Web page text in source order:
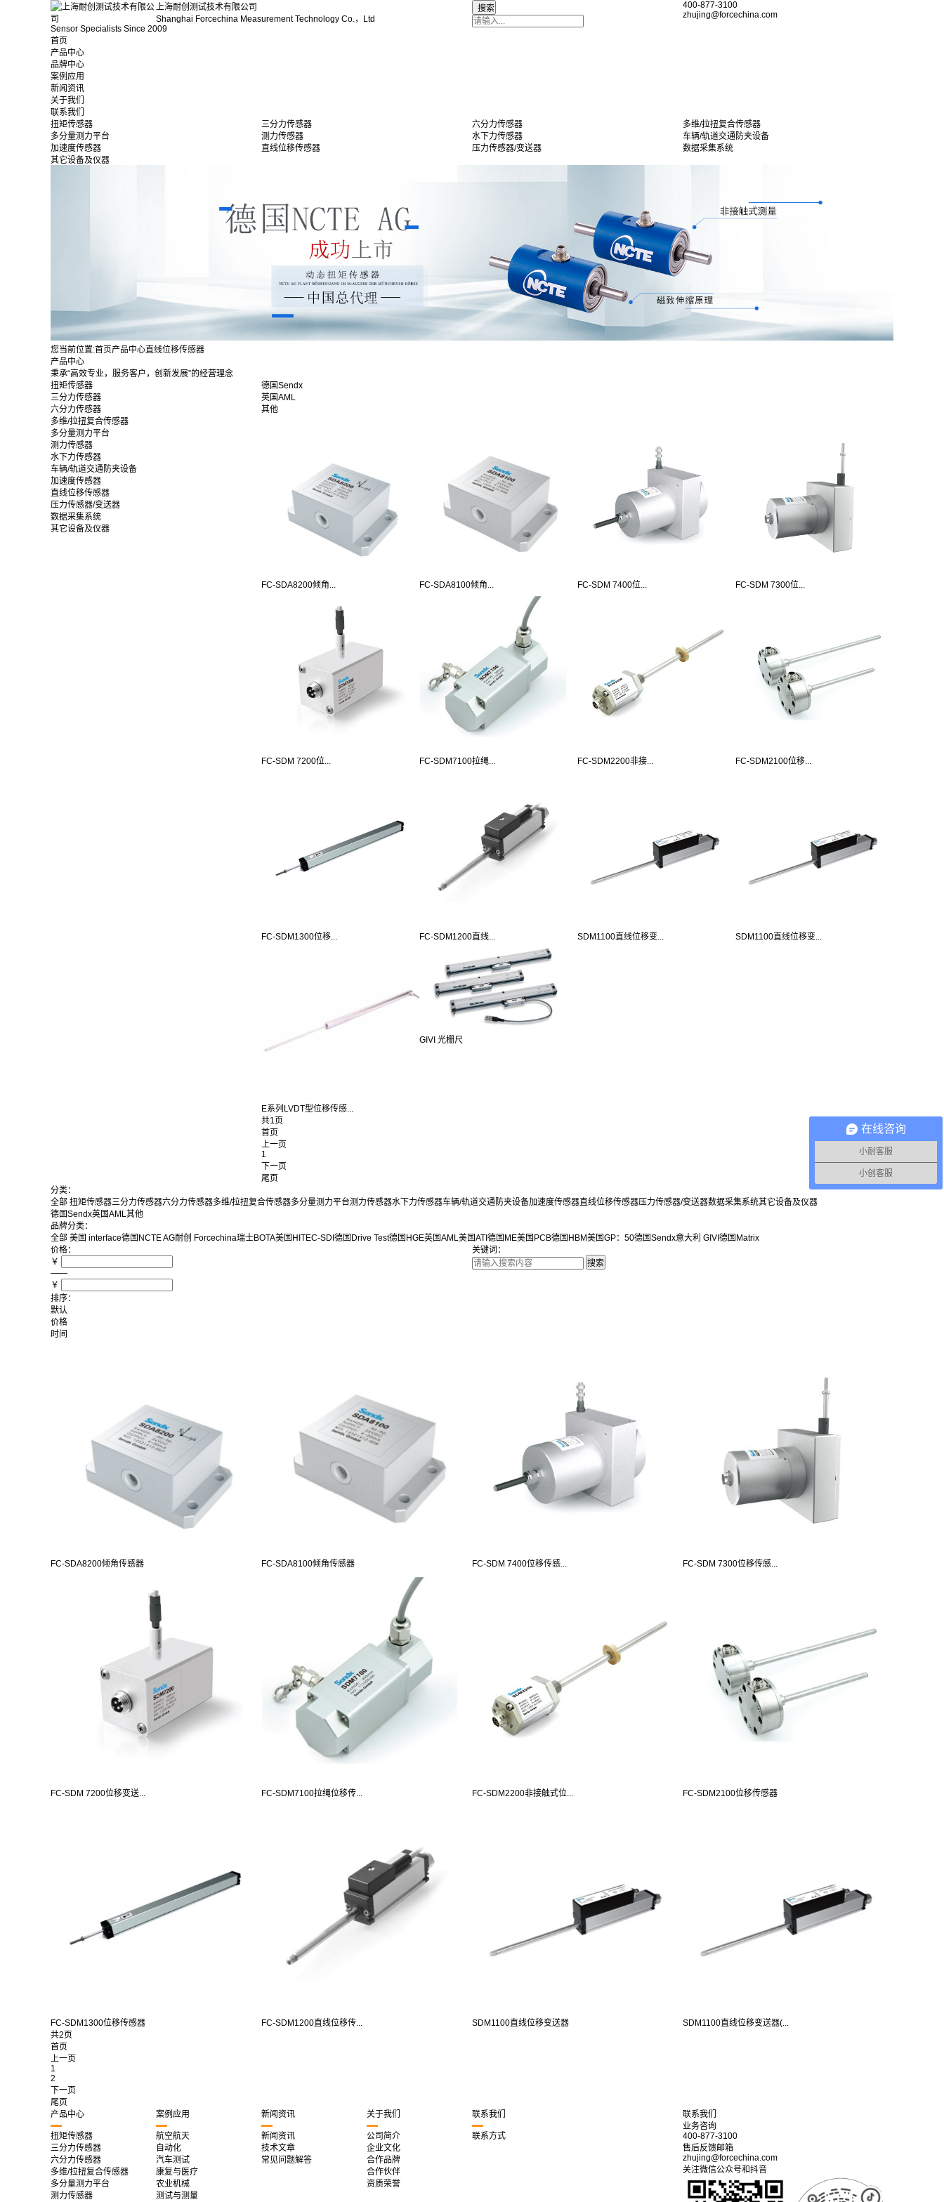
上海耐创测试技术有限公司
Shanghai Forcechina Measurement Technology Co.，Ltd
Sensor Specialists Since 2009
400-877-3100
zhujing@forcechina.com
首页
产品中心
品牌中心
案例应用
新闻资讯
关于我们
联系我们
扭矩传感器
三分力传感器 六分力传感器
多维/拉扭复合传感器
多分量测力平台
测力传感器 水下力传感器
车辆/轨道交通防夹设备
加速度传感器
直线位移传感器 压力传感器/变送器
数据采集系统
其它设备及仪器
您当前位置:首页产品中心直线位移传感器
产品中心
秉承“高效专业，服务客户，创新发展”的经营理念
扭矩传感器
三分力传感器
六分力传感器
多维/拉扭复合传感器
多分量测力平台
测力传感器
水下力传感器
车辆/轨道交通防夹设备
加速度传感器
直线位移传感器
压力传感器/变送器
数据采集系统
其它设备及仪器
德国Sendx
英国AML
其他
FC-SDA8200倾角... FC-SDA8100倾角... FC-SDM 7400位... FC-SDM 7300位...
FC-SDM 7200位... FC-SDM7100拉绳... FC-SDM2200非接... FC-SDM2100位移...
FC-SDM1300位移... FC-SDM1200直线... SDM1100直线位移变... SDM1100直线位移变...
E系列LVDT型位移传感...
GIVI 光栅尺
共1页
首页
上一页
1
下一页
尾页
分类：
全部 扭矩传感器三分力传感器六分力传感器多维/拉扭复合传感器多分量测力平台测力传感器水下力传感器车辆/轨道交通防夹设备加速度传感器直线位移传感器压力传感器/变送器数据采集系统其它设备及仪器
德国Sendx英国AML其他
品牌分类：
全部 美国 interface德国NCTE AG耐创 Forcechina瑞士BOTA美国HITEC-SDI 德国Drive Test德国HGE英国AML美国ATI 德国ME美国PCB德国HBM美国GP：50德国Sendx意大利 GIVI 德国Matrix
价格：
￥
——
￥
关键词：
排序：
默认
价格
时间
FC-SDA8200倾角传感器 FC-SDA8100倾角传感器 FC-SDM 7400位移传感... FC-SDM 7300位移传感...
FC-SDM 7200位移变送... FC-SDM7100拉绳位移传... FC-SDM2200非接触式位... FC-SDM2100位移传感器
FC-SDM1300位移传感器 FC-SDM1200直线位移传... SDM1100直线位移变送器
SDM1100直线位移变送器(...
共2页
首页
上一页
1
2
下一页
尾页
产品中心
扭矩传感器
三分力传感器
六分力传感器
多维/拉扭复合传感器
多分量测力平台
测力传感器
案例应用
航空航天
自动化
汽车测试
康复与医疗
农业机械
测试与测量
新闻资讯
新闻资讯
技术文章
常见问题解答
关于我们
公司简介
企业文化
合作品牌
合作伙伴
资质荣誉
联系我们
联系方式
联系我们
业务咨询
400-877-3100
售后反馈邮箱
zhujing@forcechina.com
关注微信公众号和抖音
在线咨询
小耐客服
小创客服